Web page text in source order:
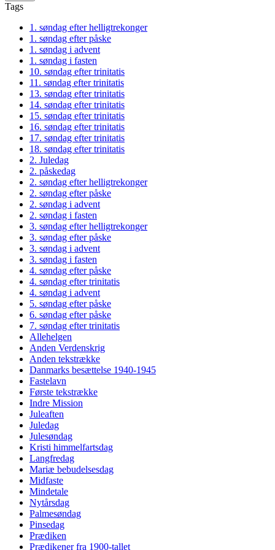
Tags
1. søndag efter helligtrekonger
1. søndag efter påske
1. søndag i advent
1. søndag i fasten
10. søndag efter trinitatis
11. søndag efter trinitatis
13. søndag efter trinitatis
14. søndag efter trinitatis
15. søndag efter trinitatis
16. søndag efter trinitatis
17. søndag efter trinitatis
18. søndag efter trinitatis
2. Juledag
2. påskedag
2. søndag efter helligtrekonger
2. søndag efter påske
2. søndag i advent
2. søndag i fasten
3. søndag efter helligtrekonger
3. søndag efter påske
3. søndag i advent
3. søndag i fasten
4. søndag efter påske
4. søndag efter trinitatis
4. søndag i advent
5. søndag efter påske
6. søndag efter påske
7. søndag efter trinitatis
Allehelgen
Anden Verdenskrig
Anden tekstrække
Danmarks besættelse 1940-1945
Fastelavn
Første tekstrække
Indre Mission
Juleaften
Juledag
Julesøndag
Kristi himmelfartsdag
Langfredag
Mariæ bebudelsesdag
Midfaste
Mindetale
Nytårsdag
Palmesøndag
Pinsedag
Prædiken
Prædikener fra 1900-tallet